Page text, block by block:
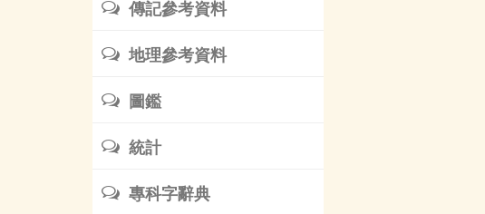
傳記參考資料
地理參考資料
圖鑑
統計
專科字辭典